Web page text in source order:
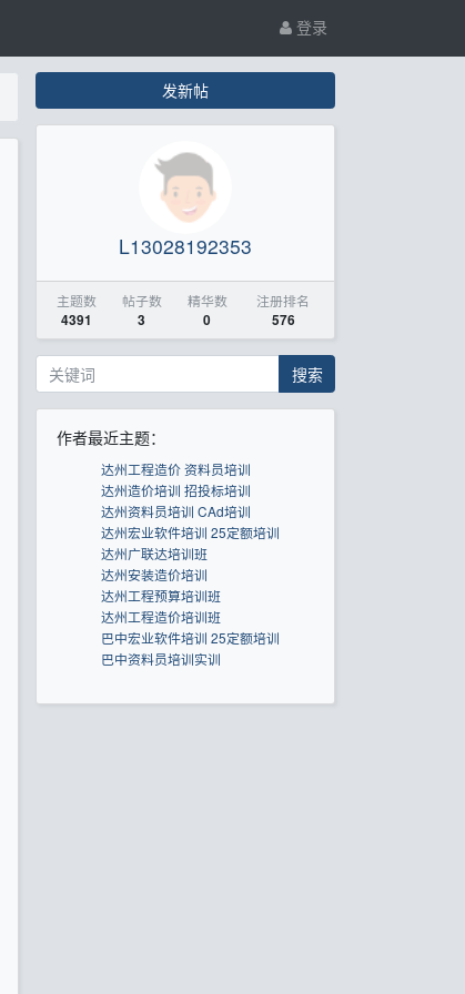
登录
发新帖
L13028192353
主题数
4391
帖子数
3
精华数
0
注册排名
576
搜索
作者最近主题：
达州工程造价 资料员培训
达州造价培训 招投标培训
达州资料员培训 CAd培训
达州宏业软件培训 25定额培训
达州广联达培训班
达州安装造价培训
达州工程预算培训班
达州工程造价培训班
巴中宏业软件培训 25定额培训
巴中资料员培训实训